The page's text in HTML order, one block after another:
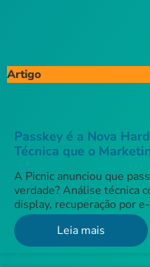
Artigo
Passkey é a Nova
Técnica que o
A Picnic anunciou que
verdade? Análise técnica
display, recuperação por
Leia mais